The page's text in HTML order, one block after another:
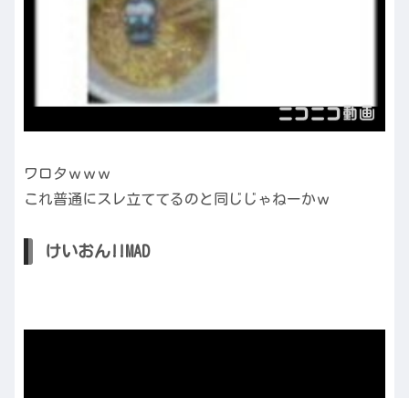
ワロタｗｗｗ
これ普通にスレ立ててるのと同じじゃねーかｗ
けいおん!!MAD